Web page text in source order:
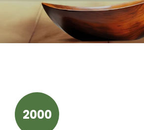
La
2000